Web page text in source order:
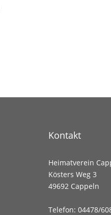
Kontakt
Heimatverein
Kösters Weg 3
49692 Cappeln
Telefon: 04478/